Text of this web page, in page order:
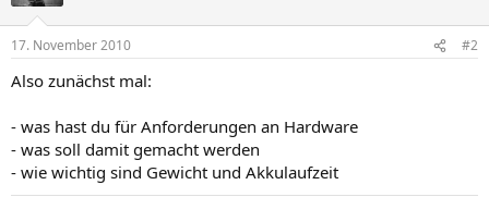
17. November 2010 #2
Also zunächst mal:
- was hast du für Anforderungen an Hardware
- was soll damit gemacht werden
- wie wichtig sind Gewicht und Akkulaufzeit